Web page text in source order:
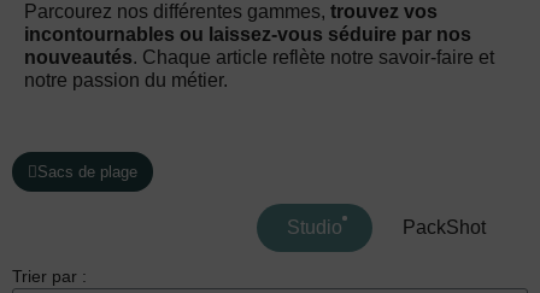
Parcourez nos différentes gammes, trouvez vos
incontournables ou laissez-vous séduire par nos
nouveautés. Chaque article reflète notre savoir-faire et
notre passion du métier.
Sacs de plage
Studio PackShot
Trier par :